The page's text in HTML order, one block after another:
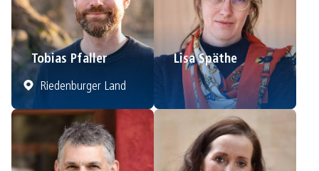
Tobias Pfaller
Riedenburger Land
Lisa Späthe